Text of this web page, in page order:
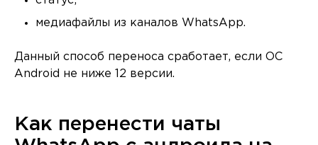
медиафайлы из каналов WhatsApp.
Данный способ переноса сработает, если ОС
Android не ниже 12 версии.
Как перенести чаты